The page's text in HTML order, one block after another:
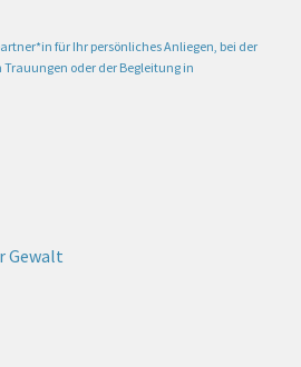
für Ihr persönliches Anliegen, bei der
oder der Begleitung in
Gewalt